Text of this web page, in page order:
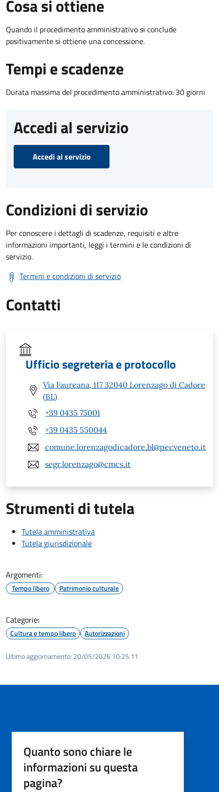
Cosa si ottiene
Quando il procedimento amministrativo si conclude
positivamente si ottiene una concessione.
Tempi e scadenze
Durata massima del procedimento amministrativo: 30 giorni
Accedi al servizio
Accedi al servizio
Condizioni di servizio
Per conoscere i dettagli di scadenze, requisiti e altre
informazioni importanti, leggi i termini e le condizioni di
servizio.
Termini e condizioni di servizio
Contatti
Ufficio segreteria e protocollo
Via Faureana, 117 32040 Lorenzago di Cadore
(BL)
+39 0435 75001
+39 0435 550044
comune.lorenzagodicadore.bl@pecveneto.it
segr.lorenzago@cmcs.it
Strumenti di tutela
Tutela amministrativa
Tutela giurisdizionale
Argomenti:
Tempo libero Patrimonio culturale
Categorie:
Cultura e tempo libero Autorizzazioni
Ultimo aggiornamento: 20/05/2026 10:25.11
Quanto sono chiare le
informazioni su questa
pagina?